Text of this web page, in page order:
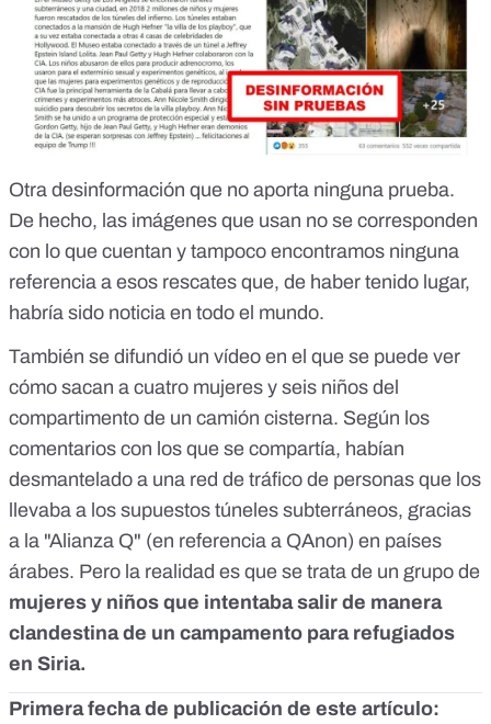
Otra desinformación que no aporta ninguna prueba.
De hecho, las imágenes que usan no se corresponden
con lo que cuentan y tampoco encontramos ninguna
referencia a esos rescates que, de haber tenido lugar,
habría sido noticia en todo el mundo.
También se difundió un vídeo en el que se puede ver
cómo sacan a cuatro mujeres y seis niños del
compartimento de un camión cisterna. Según los
comentarios con los que se compartía, habían
desmantelado a una red de tráfico de personas que los
llevaba a los supuestos túneles subterráneos, gracias
a la "Alianza Q" (en referencia a QAnon) en países
árabes. Pero la realidad es que se trata de un grupo de
mujeres y niños que intentaba salir de manera
clandestina de un campamento para refugiados
en Siria.
Primera fecha de publicación de este artículo: